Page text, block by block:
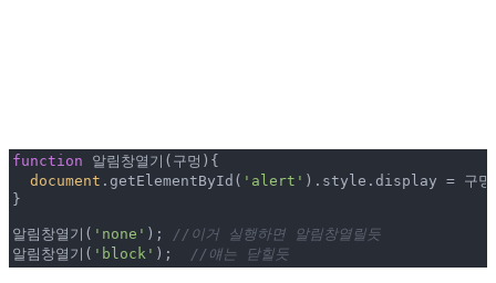
function 알림창열기( 구멍 ) {
document .getElementById( 'alert' ).style.display = 구
}
알림창열기( 'none' ); //이거 실행하면 알림창열릴듯
알림창열기( 'block' ); //얘는 닫힐듯